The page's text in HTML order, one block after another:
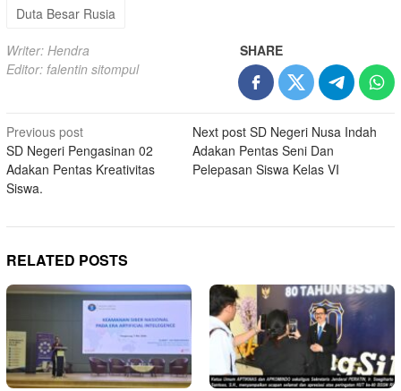
Duta Besar Rusia
Writer: Hendra
Editor: falentin sitompul
SHARE
Post
navigation
Previous post
SD Negeri Pengasinan 02
Adakan Pentas Kreativitas
Siswa.
Next post SD Negeri Nusa Indah
Adakan Pentas Seni Dan
Pelepasan Siswa Kelas VI
RELATED POSTS